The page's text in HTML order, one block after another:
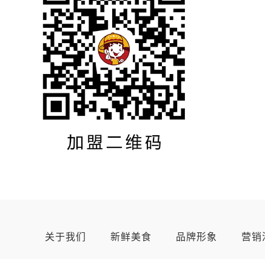
关于我们 新鲜美食 品牌形象 营销